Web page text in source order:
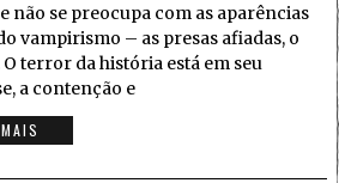
não se preocupa com as aparências
vampirismo – as presas afiadas, o
O terror da história está em seu
a contenção e